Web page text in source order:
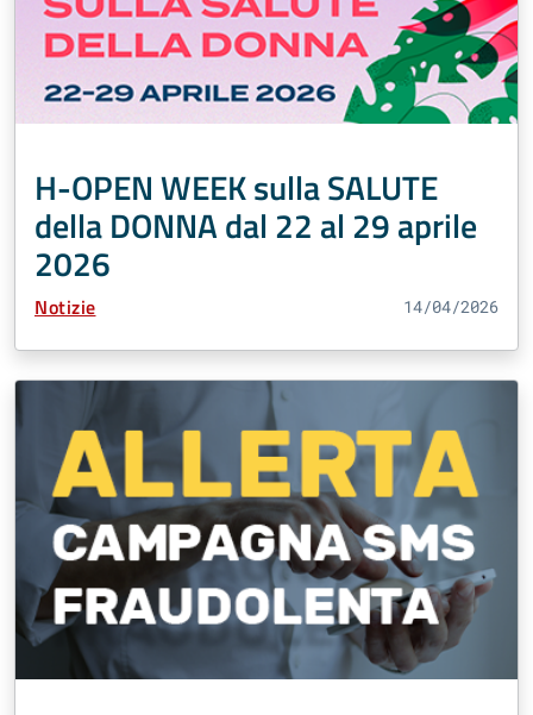
H-OPEN WEEK sulla SALUTE
della DONNA dal 22 al 29 aprile
2026
Tipo Contenuto:
Notizie 14/04/2026